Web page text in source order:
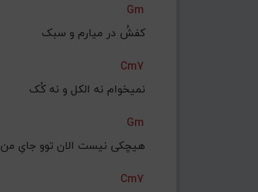
Gm
کفشُ در میارم و سبک
Cm7
نمیخوام نه الکل و نه کُک
Gm
هیچکی نیست الان توو جایِ من
Cm7